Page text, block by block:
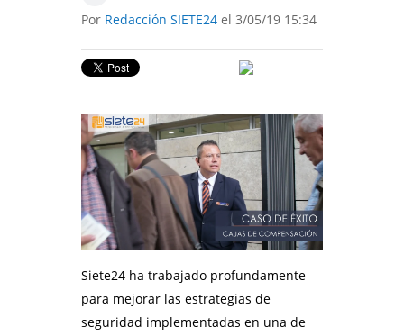
Por Redacción SIETE24 el 3/05/19 15:34
Siete24 ha trabajado profundamente
para mejorar las estrategias de
seguridad implementadas en una de